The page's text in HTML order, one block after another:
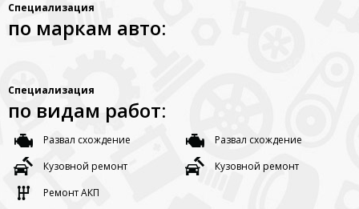
Специализация
по маркам авто:
Специализация
по видам работ:
Развал схождение
Кузовной ремонт
Ремонт АКП
Развал схождение
Кузовной ремонт